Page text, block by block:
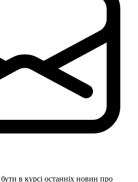
в курсі останніх новин про